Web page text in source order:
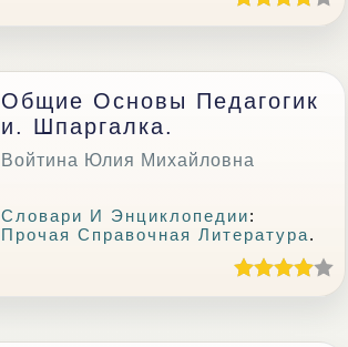
Общие Основы Педагогик
И. Шпаргалка.
Войтина Юлия Михайловна
Словари И Энциклопедии:
Прочая Справочная Литература.